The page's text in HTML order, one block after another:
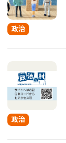
政治
政治